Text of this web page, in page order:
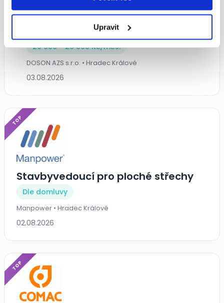
Upravit
člen výjezdové skupiny
20 000 - 26 000 Kč/měs.
DOSON AZS s.r.o. • Hradec Králové
03.08.2026
TOP
Stavbyvedoucí pro ploché střechy
Dle domluvy
Manpower • Hradec Králové
02.08.2026
TOP